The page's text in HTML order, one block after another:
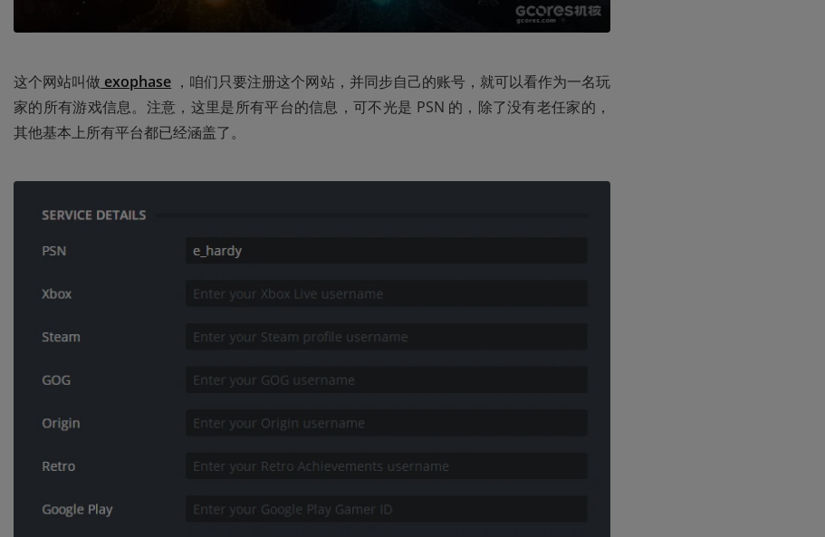
这个网站叫做 exophase ，咱们只要注册这个网站，并同步自己的账号，就可以看作为一名玩
家的所有游戏信息。注意，这里是所有平台的信息，可不光是 PSN 的，除了没有老任家的，
其他基本上所有平台都已经涵盖了。